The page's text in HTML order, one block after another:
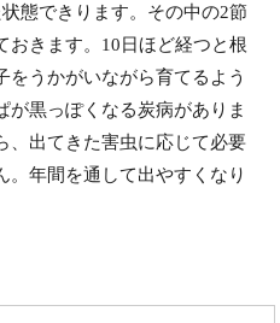
態できります。その中の2節
おきます。10日ほど経つと根
をうかがいながら育てるよう
が黒っぽくなる炭病がありま
、出てきた害虫に応じて必要
。年間を通して出やすくなり